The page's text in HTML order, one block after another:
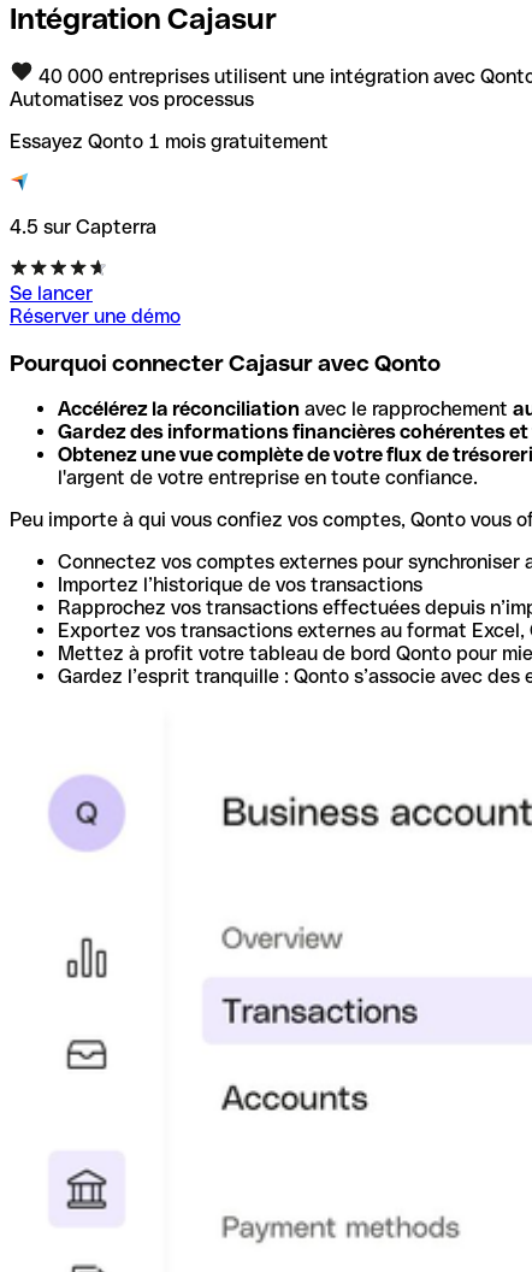
Intégration Cajasur
40 000 entreprises utilisent une intégration avec
Automatisez vos processus
Essayez Qonto 1 mois gratuitement
4.5 sur Capterra
Se lancer
Réserver une démo
Pourquoi connecter Cajasur avec Qonto
Accélérez la réconciliation avec le rapprochement
Gardez des informations financières cohérentes
Obtenez une vue complète de votre flux de
l'argent de votre entreprise en toute confiance.
Peu importe à qui vous confiez vos comptes, Qonto vous
Connectez vos comptes externes pour
Importez l’historique de vos transactions
Rapprochez vos transactions effectuées depuis
Exportez vos transactions externes au format Excel,
Mettez à profit votre tableau de bord Qonto pour
Gardez l’esprit tranquille : Qonto s’associe avec